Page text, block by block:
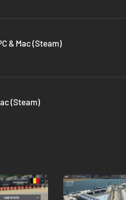
& Mac (Steam)
(Steam)